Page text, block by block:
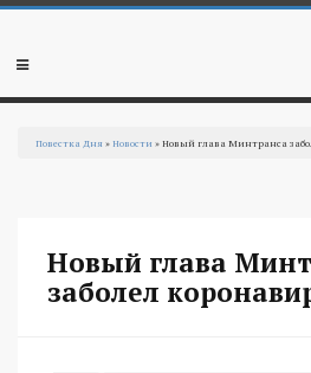
Перейти к основному содержанию
Мобильное
Повестка Дня »Новости » Новый глава Минтранса
Новый глава
заболел